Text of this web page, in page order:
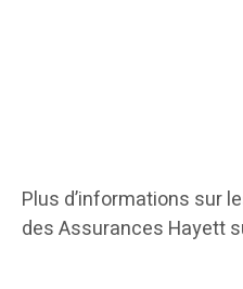
Plus d’informations sur
des Assurances Hayett